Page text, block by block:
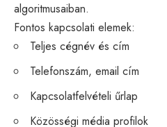
algoritmusaiban.
Fontos kapcsolati elemek:
Teljes cégnév és cím
Telefonszám, email cím
Kapcsolatfelvételi űrlap
Közösségi média profilok